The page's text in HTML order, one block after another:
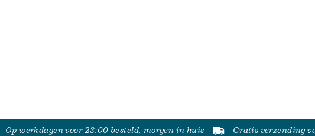
Op werkdagen voor 23:00 besteld, morgen in huis Gratis verzending